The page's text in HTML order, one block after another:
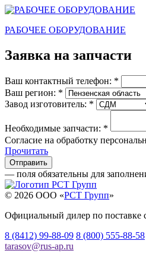
РАБОЧЕЕ ОБОРУДОВАНИЕ
Заявка на запчасти
Ваш контактный телефон: *
Ваш регион: *
Завод изготовитель: *
Необходимые запчасти: *
Согласие на обработку
Прочитать
— поля обязательны для
© 2026 OOO «РСТ Групп»
Официальный дилер по поставке
8 (8412) 99-88-09 8 (800) 555-88-58
tarasov@rus-ap.ru